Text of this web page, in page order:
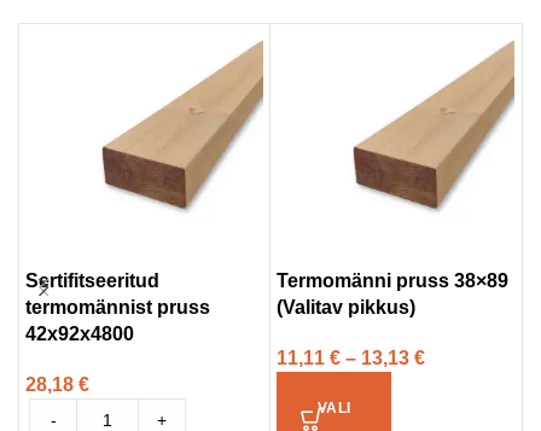
Sertifitseeritud
termomännist pruss
42x92x4800
28,18 €
- +
Termomänni pruss 38×89
(Valitav pikkus)
11,11 € – 13,13 €
VALI